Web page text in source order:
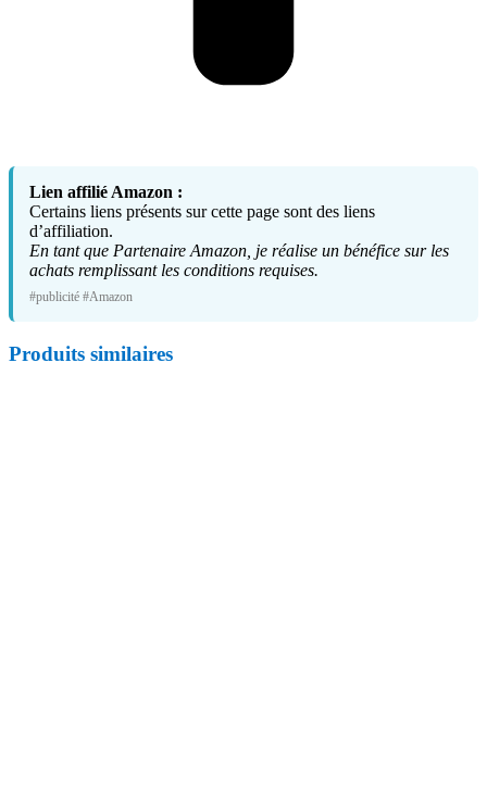
Lien affilié Amazon :
Certains liens présents sur cette page sont des liens
d’affiliation.
En tant que Partenaire Amazon, je réalise un bénéfice sur les
achats remplissant les conditions requises.
#publicité #Amazon
Produits similaires